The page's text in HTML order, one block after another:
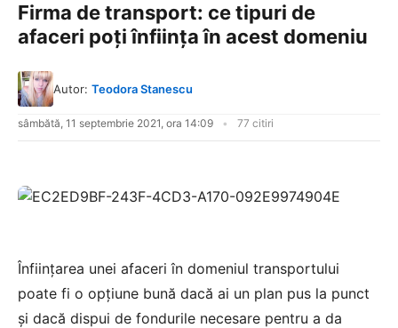
Firma de transport: ce tipuri de
afaceri poți înființa în acest domeniu
Autor: Teodora Stanescu
sâmbătă, 11 septembrie 2021, ora 14:09 77 citiri
Înființarea unei afaceri în domeniul transportului
poate fi o opțiune bună dacă ai un plan pus la punct
și dacă dispui de fondurile necesare pentru a da